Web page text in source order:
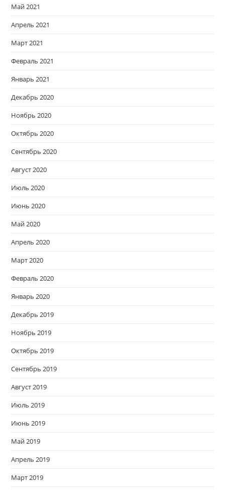
Май 2021
Апрель 2021
Март 2021
Февраль 2021
Январь 2021
Декабрь 2020
Ноябрь 2020
Октябрь 2020
Сентябрь 2020
Август 2020
Июль 2020
Июнь 2020
Май 2020
Апрель 2020
Март 2020
Февраль 2020
Январь 2020
Декабрь 2019
Ноябрь 2019
Октябрь 2019
Сентябрь 2019
Август 2019
Июль 2019
Июнь 2019
Май 2019
Апрель 2019
Март 2019